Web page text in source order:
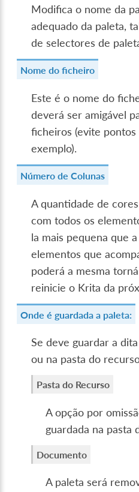
Modifica o nome da
adequado da paleta,
de selectores de
Nome do ficheiro
Este é o nome do
deverá ser amigável
ficheiros (evite
exemplo).
Número de Colunas
A quantidade de
com todos os
la mais pequena que
elementos que
poderá a mesma
reinicie o Krita da
Onde é guardada a paleta:
Se deve guardar a
ou na pasta do
Pasta do Recurso
A opção por
guardada na pasta
Documento
A paleta será